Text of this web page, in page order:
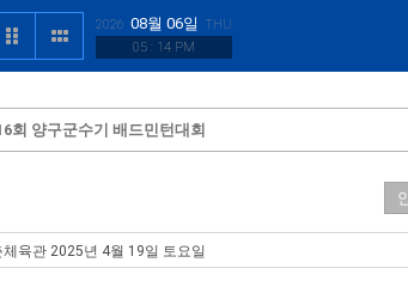
2026 08월 06일
THU
05 : 14 PM
회 양구군수기 배드민턴대회